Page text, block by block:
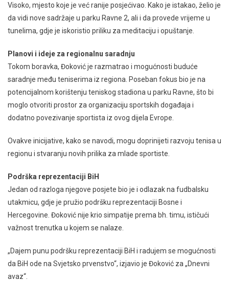
Visoko, mjesto koje je već ranije posjećivao. Kako je istakao, želio je
da vidi nove sadržaje u parku Ravne 2, ali i da provede vrijeme u
tunelima, gdje je iskoristio priliku za meditaciju i opuštanje.
Planovi i ideje za regionalnu saradnju
Tokom boravka, Đoković je razmatrao i mogućnosti buduće
saradnje među teniserima iz regiona. Poseban fokus bio je na
potencijalnom korištenju teniskog stadiona u parku Ravne, što bi
moglo otvoriti prostor za organizaciju sportskih događaja i
dodatno povezivanje sportista iz ovog dijela Evrope.
Ovakve inicijative, kako se navodi, mogu doprinijeti razvoju tenisa u
regionu i stvaranju novih prilika za mlade sportiste.
Podrška reprezentaciji BiH
Jedan od razloga njegove posjete bio je i odlazak na fudbalsku
utakmicu, gdje je pružio podršku reprezentaciji Bosne i
Hercegovine. Đoković nije krio simpatije prema bh. timu, ističući
važnost trenutka u kojem se nalaze.
„Dajem punu podršku reprezentaciji BiH i radujem se mogućnosti
da BiH ode na Svjetsko prvenstvo“, izjavio je Đoković za „Dnevni
avaz“.